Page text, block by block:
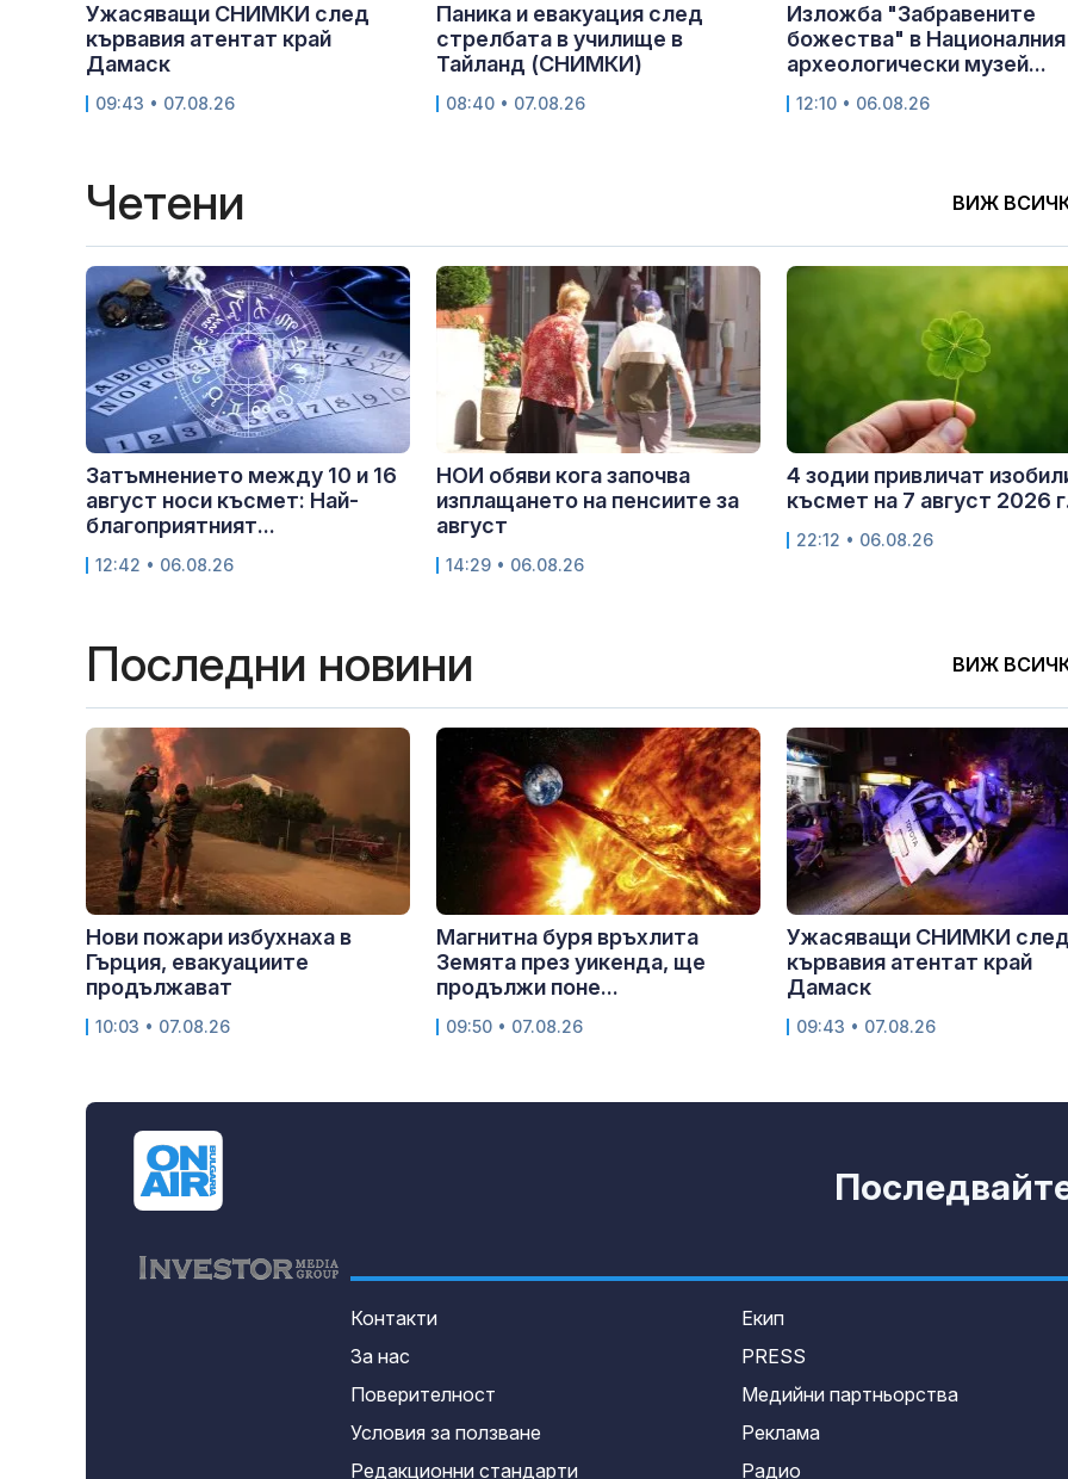
Ужасяващи СНИМКИ след
кървавия атентат край
Дамаск
09:43 • 07.08.26
Паника и евакуация след
стрелбата в училище в
Тайланд (СНИМКИ)
08:40 • 07.08.26
Изложба "Забравените
божества" в Националния
археологически музей...
12:10 • 06.08.26
Четени ВИЖ
Затъмнението между 10 и 16
август носи късмет: Най-
благоприятният...
12:42 • 06.08.26
НОИ обяви кога започва
изплащането на пенсиите за
август
14:29 • 06.08.26
4 зодии привличат
късмет на 7 август 2026
22:12 • 06.08.26
Последни новини ВИЖ
Нови пожари избухнаха в
Гърция, евакуациите
продължават
10:03 • 07.08.26
Магнитна буря връхлита
Земята през уикенда, ще
продължи поне...
09:50 • 07.08.26
Ужасяващи СНИМКИ
кървавия атентат край
Дамаск
09:43 • 07.08.26
Контакти
За нас
Поверителност
Условия за ползване
Редакционни стандарти
Екип
PRESS
Медийни партньорства
Реклама
Радио